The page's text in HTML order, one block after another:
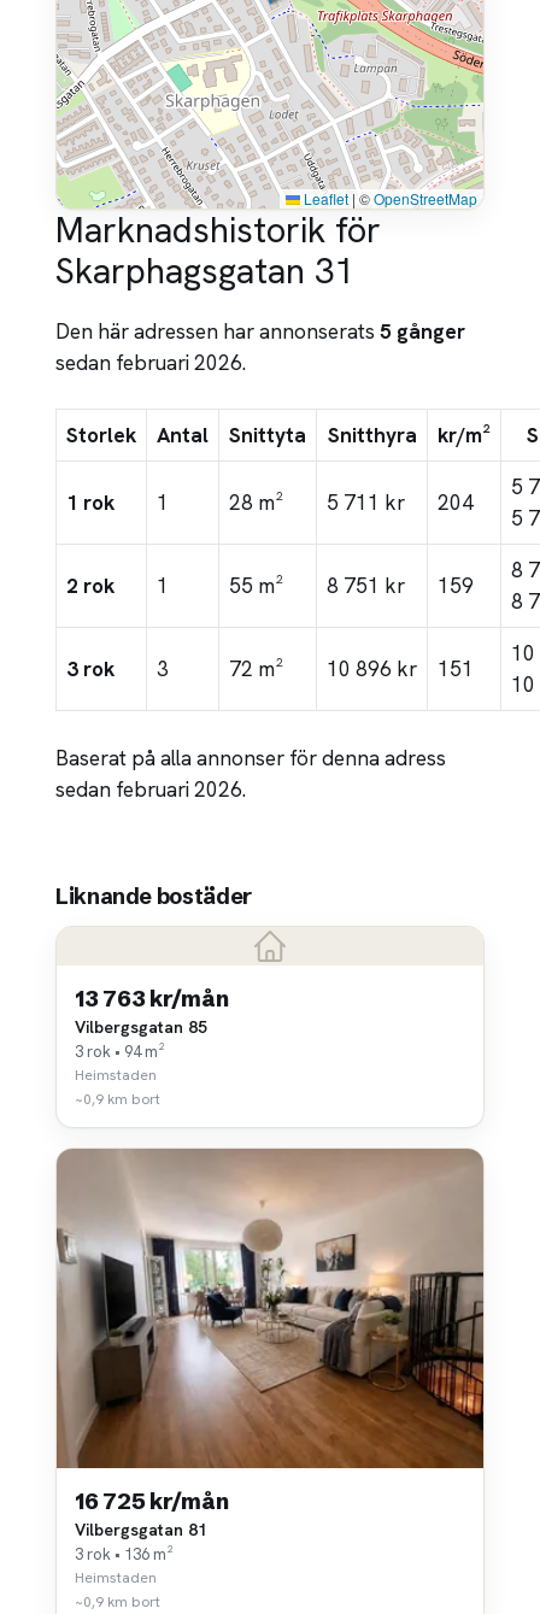
Leaflet | ©OpenStreetMap
Marknadshistorik för
Skarphagsgatan 31
Den här adressen har annonserats 5 gånger
sedan februari 2026.
Storlek Antal Snittyta Snitthyra kr/m²
1 rok 1 28 m² 5 711 kr 204
5
5
2 rok 1 55 m² 8 751 kr 159
8
8
3 rok 3 72 m² 10 896 kr 151
10
Baserat på alla annonser för denna adress
sedan februari 2026.
Liknande bostäder
13 763 kr/mån
Vilbergsgatan 85
3 rok • 94 m²
Heimstaden
~0,9 km bort
16 725 kr/mån
Vilbergsgatan 81
3 rok • 136 m²
Heimstaden
~0,9 km bort